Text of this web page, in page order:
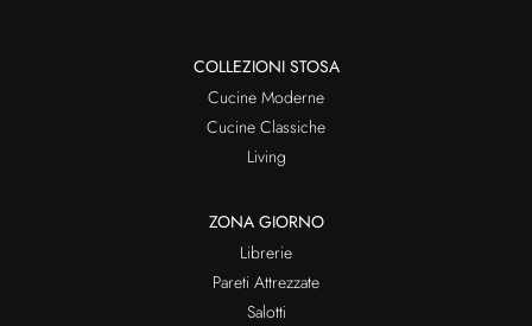
COLLEZIONI STOSA
Cucine Moderne
Cucine Classiche
Living
ZONA GIORNO
Librerie
Pareti Attrezzate
Salotti